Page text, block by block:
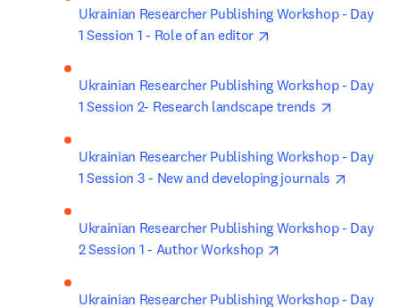
Ukrainian Researcher Publishing Workshop - Day
1 Session 1 - Role of an editor
Ukrainian Researcher Publishing Workshop - Day
1 Session 2- Research landscape trends
Ukrainian Researcher Publishing Workshop - Day
1 Session 3 - New and developing journals
Ukrainian Researcher Publishing Workshop - Day
2 Session 1 - Author Workshop
Ukrainian Researcher Publishing Workshop - Day